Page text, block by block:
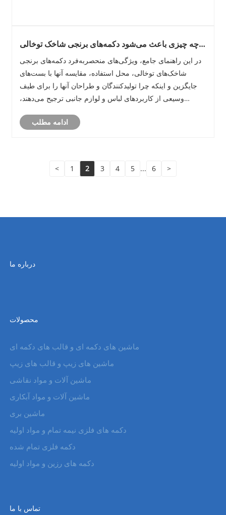
چه چیزی باعث می‌شود دکمه‌های برنجی شاخک توخالی
برای پوشاک و لوازم جانبی برتر باشند
در این راهنمای جامع، ویژگی‌های منحصربه‌فرد دکمه‌های برنجی
شاخک‌های توخالی، محل استفاده، مقایسه آنها با بست‌های
جایگزین و اینکه چرا تولیدکنندگان و طراحان آنها را برای طیف
وسیعی از کاربردهای لباس و لوازم جانبی ترجیح می‌دهند،
انتخاب اندازه، کار......
ادامه مطلب
< 1 2 3 4 5 ... 6 >
درباره ما
محصولات
ماشین های دکمه ای و قالب های دکمه ای
ماشین های زیپ و قالب های زیپ
ماشین آلات و مواد نقاشی
ماشین آلات و مواد آبکاری
ماشین بری
دکمه های فلزی نیمه تمام و مواد اولیه
دکمه فلزی تمام شده
دکمه های رزین و مواد اولیه
تماس با ما